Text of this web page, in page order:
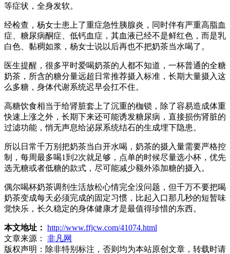
等症状，全身发软。
经检查，杨女士患上了重症急性胰腺炎，同时伴有严重高脂血
症、糖尿病酮症、低钙血症，其血液已经不是鲜红色，而是乳
白色、黏稠如浆，杨女士说以后再也不把奶茶当水喝了。
医生提醒，很多平时爱喝奶茶的人都不知道，一杯普通的全糖
奶茶，所含的糖分量远超日常推荐摄入标准，长期大量摄入这
么多糖，身体代谢系统迟早会扛不住。
高糖饮食相当于给肾脏套上了沉重的枷锁，除了容易造成体重
快速上涨之外，长期下来还可能诱发糖尿病，直接损伤肾脏的
过滤功能，悄无声息给泌尿系统结石的生成埋下隐患。
所以日常千万别把奶茶当白开水喝，奶茶的摄入量需要严格控
制，每周最多喝1到2次就足够，点单的时候尽量选小杯，优先
选无糖或者低糖的款式，尽可能减少额外添加糖的摄入。
偶尔喝杯奶茶调剂生活放松心情完全没问题，但千万不要把喝
奶茶变成每天必须完成的固定习惯，比起入口那几秒的短暂味
觉快乐，长久稳定的身体健康才是最值得珍惜的东西。
本文地址： http://www.ffjcw.com/41074.html
文章来源：
非凡网
版权声明： 除非特别标注，否则均为本站原创文章，转载时请